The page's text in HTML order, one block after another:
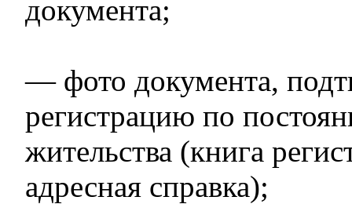
документа;
— фото документа,
регистрацию по
жительства (книга
адресная справка);